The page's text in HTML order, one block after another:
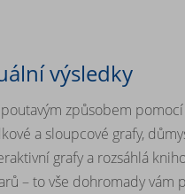
výsledky
způsobem
a sloupcové grafy,
grafy a rozsáhlá
– to vše dohromady vám